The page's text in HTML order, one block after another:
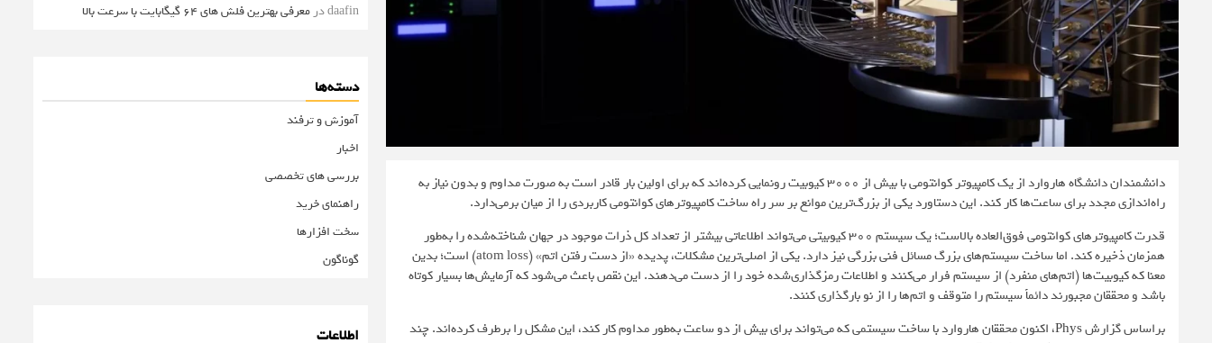
دانشمندان دانشگاه هاروارد از یک کامپیوتر کوانتومی با بیش از ۳۰۰۰ کیوبیت رونمایی کرده‌اند که برای اولین بار قادر است به صورت مداوم و بدون نیاز به
راه‌اندازی مجدد برای ساعت‌ها کار کند. این دستاورد یکی از بزرگ‌ترین موانع بر سر راه ساخت کامپیوترهای کوانتومی کاربردی را از میان برمی‌دارد.
قدرت کامپیوترهای کوانتومی فوق‌العاده بالاست؛ یک سیستم ۳۰۰ کیوبیتی می‌تواند اطلاعاتی بیشتر از تعداد کل ذرات موجود در جهان شناخته‌شده را به‌طور
همزمان ذخیره کند. اما ساخت سیستم‌های بزرگ مسائل فنی بزرگی نیز دارد. یکی از اصلی‌ترین مشکلات، پدیده‌ «از دست رفتن اتم» (atom loss) است؛ بدین
معنا که کیوبیت‌ها (اتم‌های منفرد) از سیستم فرار می‌کنند و اطلاعات رمزگذاری‌شده خود را از دست می‌دهند. این نقص باعث می‌شود که آزمایش‌ها بسیار کوتاه
باشد و محققان مجبورند دائماً سیستم را متوقف و اتم‌ها را از نو بارگذاری کنند.
براساس گزارشPhys، اکنون محققان هاروارد با ساخت سیستمی که می‌تواند برای بیش از دو ساعت به‌طور مداوم کار کند، این مشکل را برطرف کرده‌اند. چند
daafinدر معرفی بهترین فلش های 64 گیگابایت با سرعت بالا
دسته‌ها
آموزش و ترفند
اخبار
بررسی های تخصصی
راهنمای خرید
سخت افزارها
گوناگون
اطلاعات